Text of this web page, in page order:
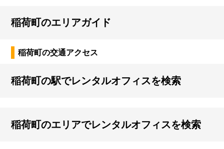
稲荷町のエリアガイド
稲荷町の交通アクセス
稲荷町の駅でレンタルオフィスを検索
稲荷町のエリアでレンタルオフィスを検索